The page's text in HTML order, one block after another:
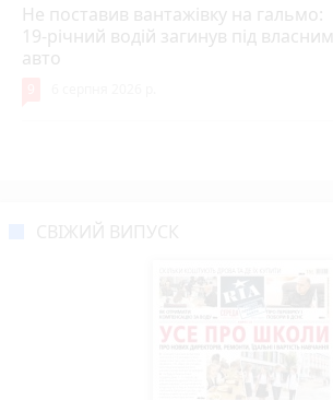
Не поставив вантажівку на гальмо:
19-річний водій загинув під власним
авто